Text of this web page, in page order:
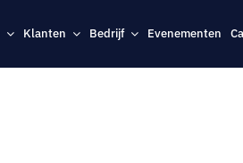
Klanten Bedrijf Evenementen